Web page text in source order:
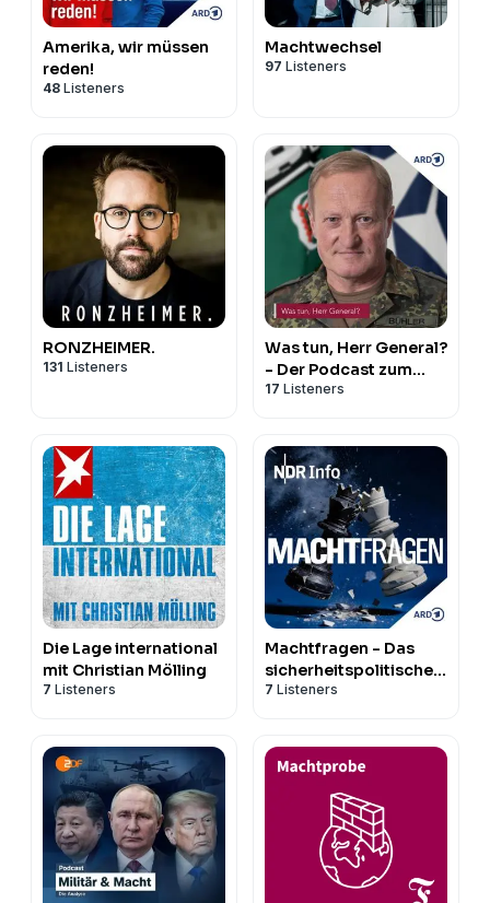
Amerika, wir müssen
reden!
48 Listeners
Machtwechsel
97 Listeners
RONZHEIMER.
131 Listeners
Was tun, Herr General?
- Der Podcast zum
Ukraine-Krieg
17 Listeners
Die Lage international
mit Christian Mölling
7 Listeners
Machtfragen - Das
sicherheitspolitische
Update
7 Listeners